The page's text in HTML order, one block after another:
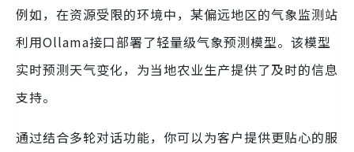
例如，在资源受限的环境中，某偏远地区的气象监测站
利用Ollama接口部署了轻量级气象预测模型。该模型
实时预测天气变化，为当地农业生产提供了及时的信息
支持。
通过结合多轮对话功能，你可以为客户提供更贴心的服